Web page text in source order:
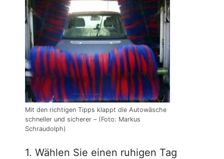
Mit den richtigen Tipps klappt die Autowäsche
schneller und sicherer – (Foto: Markus
Schraudolph)
1. Wählen Sie einen ruhigen Tag